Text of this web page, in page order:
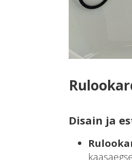
Disain ja